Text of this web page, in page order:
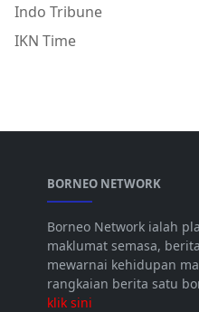
Indo Tribune
IKN Time
BORNEO NETWORK
Borneo Network ialah
maklumat semasa,
mewarnai kehidupan
rangkaian berita satu
klik sini